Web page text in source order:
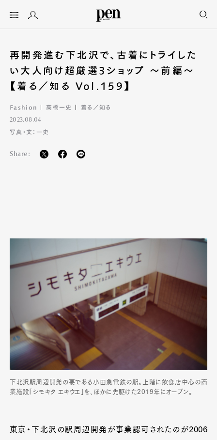
再開発進む下北沢で、古着にトライした
い大人向け超厳選3ショップ 〜前編〜
【着る／知る Vol.159】
Fashion 高橋一史 着る／知る
2023.08.04
写真・文：一史
Share:
下北沢駅周辺開発の要である小田急電鉄の駅。上階に飲食店中心の商
業施設「シモキタ エキウエ」を、ほかに先駆けた2019年にオープン。
東京・下北沢の駅周辺開発が事業認可されたのが2006